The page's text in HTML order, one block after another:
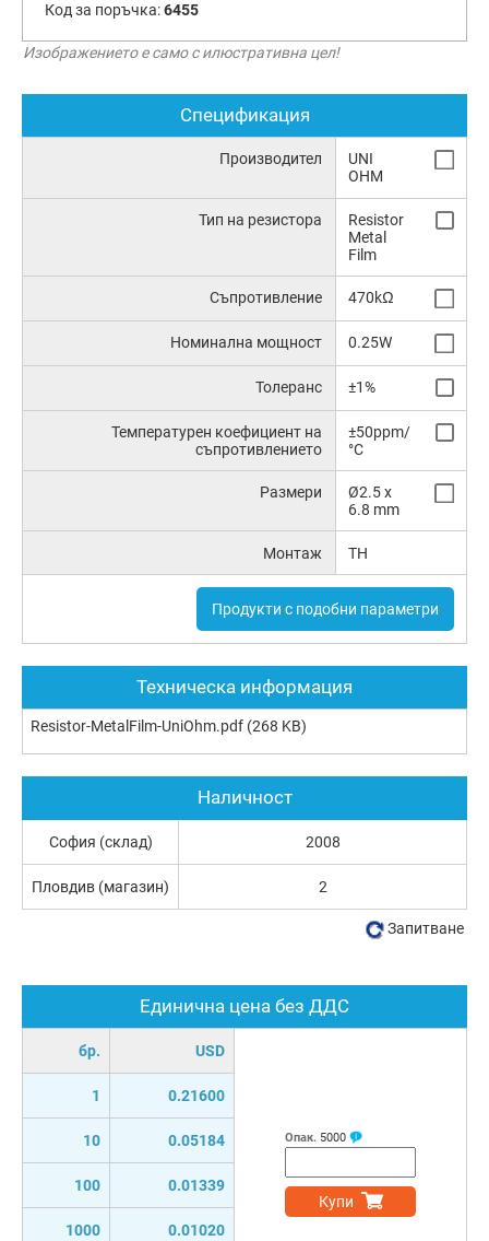
Код за поръчка:6455
Изображението е само с илюстративна цел!
Спецификация
Производител
UNI
OHM
Тип на резистора
Resistor
Metal
Film
Съпротивление 470kΩ
Номинална мощност 0.25W
Толеранс ±1%
Температурен коефициент на
съпротивлението
±50ppm/
°C
Размери
Ø2.5 x
6.8 mm
Монтаж TH
Продукти с подобни параметри
Техническа информация
Resistor-MetalFilm-UniOhm.pdf (268 KB)
Единична цена без ДДС
бр. USD
1 0.21600
10 0.05184
100 0.01339
1000 0.01020
Опак. 5000
Купи
Наличност
София (склад) 2008
Пловдив (магазин) 2
Запитване